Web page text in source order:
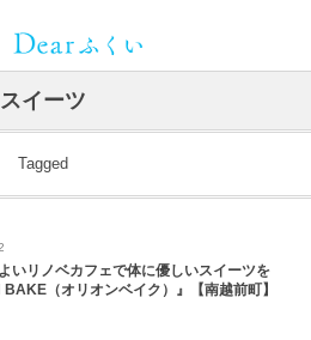
スイーツ
Tagged
いリノベカフェで体に優しいスイーツを
BAKE（オリオンベイク）』【南越前町】
などはこちらから